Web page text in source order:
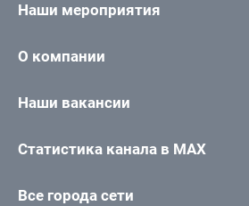
Наши мероприятия
О компании
Наши вакансии
Статистика канала в MAX
Все города сети